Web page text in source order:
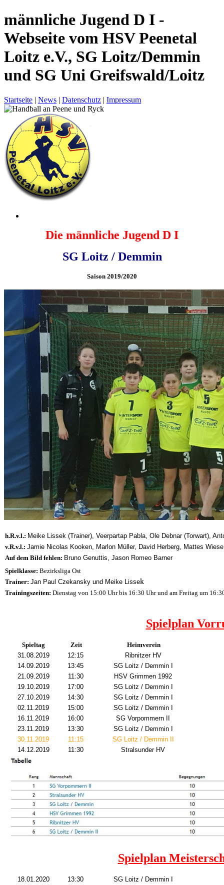
männliche Jugend D I -
Webseite vom HSV Peenetal
Loitz e.V., SG Loitz/Demmin
und SG Uni Greifswald/Loitz
Startseite | News | Datenschutz | Impressum
Die männliche Jugend D I
SG Loitz / Demmin
Saison 2019/2020
h.R.v.l.: Meike Lissek (Trainer), Veerpartap Pabla, Ole Debnar (Torwart),
v.R.v.l.: Jamie Nicolas Kooken, Marlon Müller, David Herberg, Mattes
Auf dem Bild fehlen: Bruno Genuttis, Jason Romeo Barner
Spielklasse: Bezirksliga Ost
Trainer: Jan Paul Czekansky und Meike Lissek
Trainingszeiten: Dienstag von 15:00 Uhr bis 16:30 Uhr und am Freitag um
Spielplan
Spieltag Zeit
Heimverein
31.08.2019
12:15
Ribnitzer HV
14.09.2019
13:45
SG Loitz / Demmin I
21.09.2019
11:30
HSV Grimmen 1992
19.10.2019
17:00
SG Loitz / Demmin I
27.10.2019
14:30
SG Loitz / Demmin I
02.11.2019
15:00
SG Loitz / Demmin I
16.11.2019
16:00
SG Vorpommern II
23.11.2019
13:30
SG Loitz / Demmin I
30.11.2019
11:15
SG Loitz / Demmin II
14.12.2019
11:30 Stralsunder HV
Spielplan
18.01.2020 13:30
SG Loitz / Demmin I